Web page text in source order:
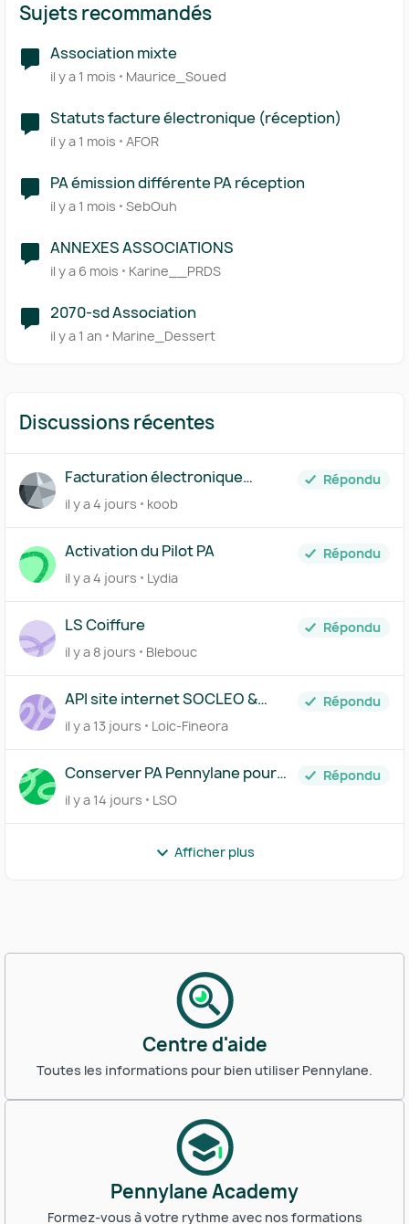
Sujets recommandés
Association mixte
il y a 1 mois Maurice_Soued
Statuts facture électronique (réception)
il y a 1 mois AFOR
PA émission différente PA réception
il y a 1 mois SebOuh
ANNEXES ASSOCIATIONS
il y a 6 mois Karine__PRDS
2070-sd Association
il y a 1 an Marine_Dessert
Discussions récentes
Facturation électronique
Pennylane et Spendesk
Répondu
il y a 4 jours
koob
Activation du Pilot PA
Répondu
il y a 4 jours
Lydia
LS Coiffure
Répondu
il y a 8 jours
Blebouc
API site internet SOCLEO &
CAGETTE
Répondu
il y a 13 jours
Loic-Fineora
Conserver PA Pennylane pour
dossier en révision
Répondu
il y a 14 jours
LSO
Afficher plus
Centre d'aide
Toutes les informations pour bien utiliser Pennylane.
Pennylane Academy
Formez-vous à votre rythme avec nos formations